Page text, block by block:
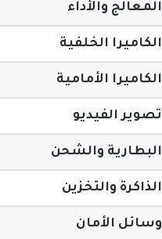
المعالج والأداء
الكاميرا الخلفية
الكاميرا الأمامية
تصوير الفيديو
البطارية والشحن
الذاكرة والتخزين
وسائل الأمان